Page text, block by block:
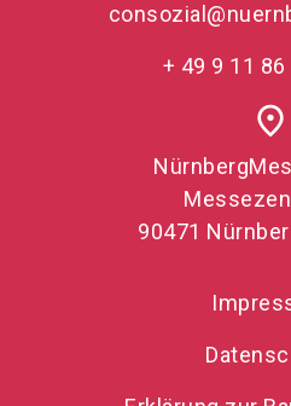
+ 49 9 11
place
90471